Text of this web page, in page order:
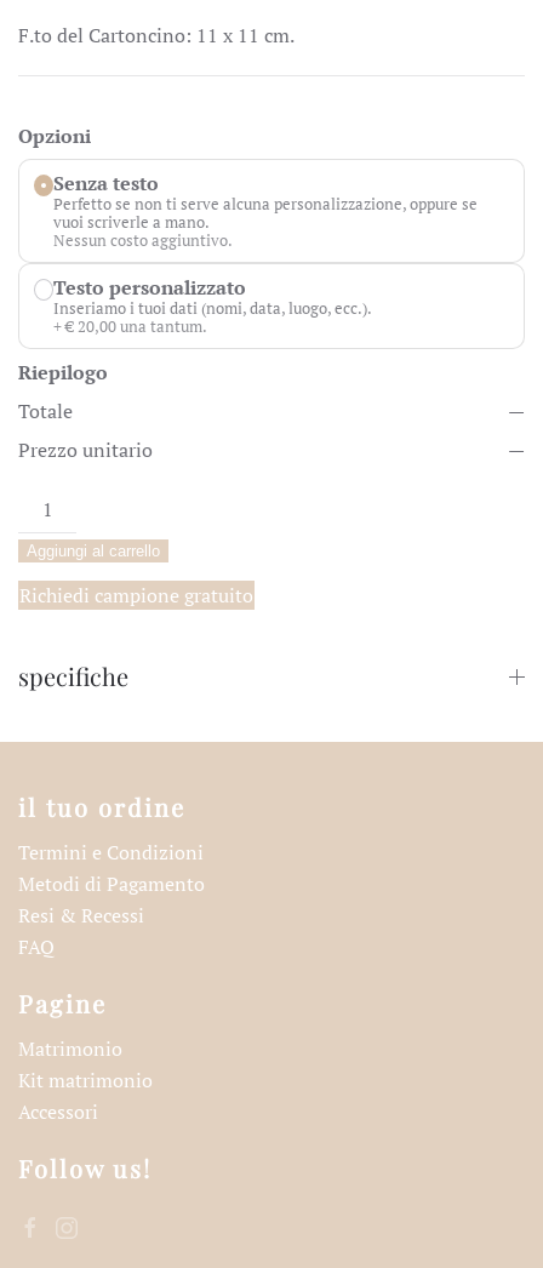
F.to del Cartoncino: 11 x 11 cm.
Opzioni
Senza testo
Perfetto se non ti serve alcuna personalizzazione, oppure se
vuoi scriverle a mano.
Nessun costo aggiuntivo.
Testo personalizzato
Inseriamo i tuoi dati (nomi, data, luogo, ecc.).
+ € 20,00 una tantum.
Riepilogo
Totale
—
Prezzo unitario
—
Cartoncino
accessori
title="Apri
la
Orione
Aggiungi al carrello
Richiedi campione gratuito
specifiche
il tuo ordine
Termini e Condizioni
Metodi di Pagamento
Resi & Recessi
FAQ
Pagine
Matrimonio
Kit matrimonio
Accessori
Follow us!